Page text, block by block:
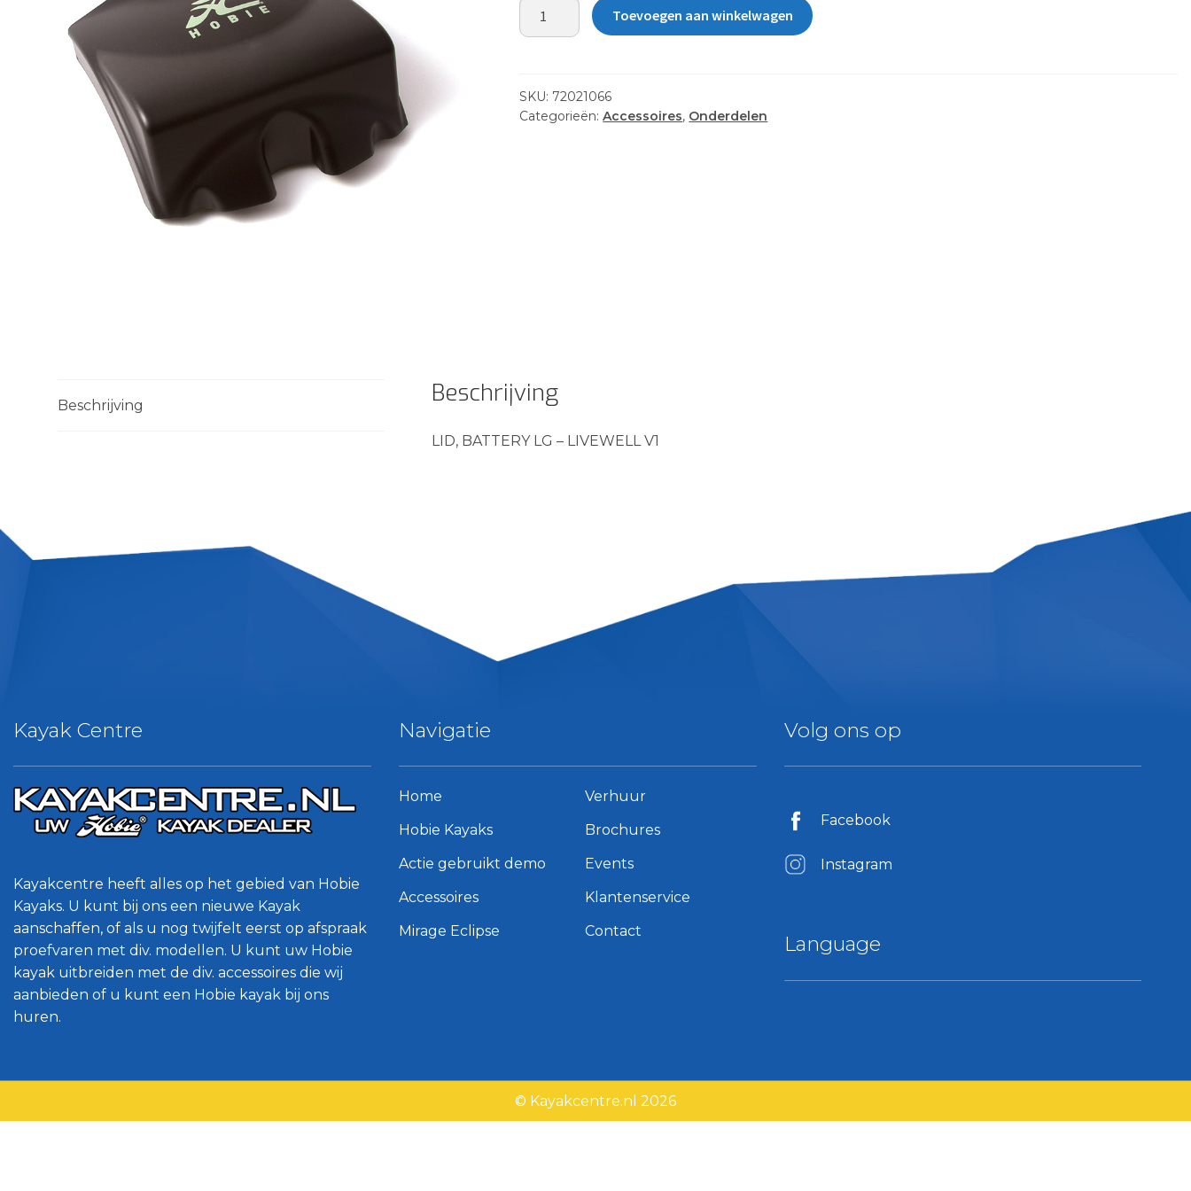
BATTERY
LARGE
LIVEWELL
aantal
Toevoegen aan winkelwagen
SKU: 72021066
Categorieën:Accessoires, Onderdelen
Beschrijving Beschrijving
LID, BATTERY LG – LIVEWELL V1
Kayak Centre
Kayakcentre heeft alles op het gebied van Hobie
Kayaks. U kunt bij ons een nieuwe Kayak
aanschaffen, of als u nog twijfelt eerst op afspraak
proefvaren met div. modellen. U kunt uw Hobie
kayak uitbreiden met de div. accessoires die wij
aanbieden of u kunt een Hobie kayak bij ons
huren.
Navigatie
Home
Hobie Kayaks
Actie gebruikt demo
Accessoires
Mirage Eclipse
Verhuur
Brochures
Events
Klantenservice
Contact
Volg ons op
Facebook
Instagram
Language
© Kayakcentre.nl 2026